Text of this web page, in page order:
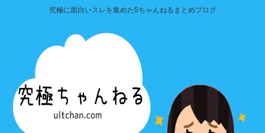
究極に面白いスレを集めた5ちゃんねるまとめブログ